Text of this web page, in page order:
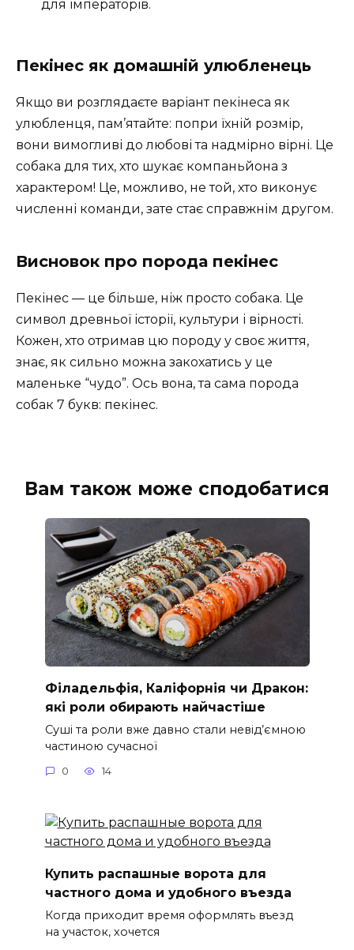
для імператорів.
Пекінес як домашній улюбленець
Якщо ви розглядаєте варіант пекінеса як
улюбленця, пам’ятайте: попри їхній розмір,
вони вимогливі до любові та надмірно вірні. Це
собака для тих, хто шукає компаньйона з
характером! Це, можливо, не той, хто виконує
численні команди, зате стає справжнім другом.
Висновок про порода пекінес
Пекінес — це більше, ніж просто собака. Це
символ древньої історії, культури і вірності.
Кожен, хто отримав цю породу у своє життя,
знає, як сильно можна закохатись у це
маленьке “чудо”. Ось вона, та сама порода
собак 7 букв: пекінес.
Вам також може сподобатися
Філадельфія, Каліфорнія чи Дракон:
які роли обирають найчастіше
Суші та роли вже давно стали невід’ємною
частиною сучасної
0 14
Купить распашные ворота для
частного дома и удобного въезда
Когда приходит время оформлять въезд
на участок, хочется